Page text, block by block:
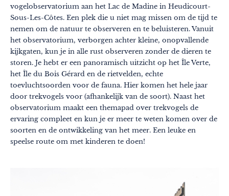
vogelobservatorium aan het Lac de Madine in Heudicourt-
Sous-Les-Côtes. Een plek die u niet mag missen om de tijd te
nemen om de natuur te observeren en te beluisteren. Vanuit
het observatorium, verborgen achter kleine, onopvallende
kijkgaten, kun je in alle rust observeren zonder de dieren te
storen. Je hebt er een panoramisch uitzicht op het Île Verte,
het Île du Bois Gérard en de rietvelden, echte
toevluchtsoorden voor de fauna. Hier komen het hele jaar
door trekvogels voor (afhankelijk van de soort). Naast het
observatorium maakt een themapad over trekvogels de
ervaring compleet en kun je er meer te weten komen over de
soorten en de ontwikkeling van het meer. Een leuke en
speelse route om met kinderen te doen!